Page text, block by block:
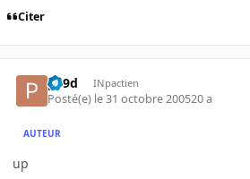
Citer
p19d INpactien
Posté(e) le 31 octobre 200520 a
AUTEUR
up